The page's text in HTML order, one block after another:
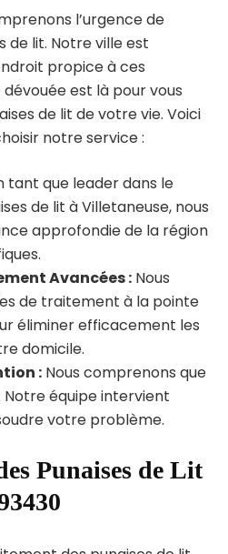
l’urgence de
de lit. Notre ville est
propice à ces
est là pour vous
de lit de votre vie. Voici
notre service :
tant que leader dans le
de lit à Villetaneuse, nous
approfondie de la région
Avancées : Nous
de traitement à la pointe
éliminer efficacement les
domicile.
: Nous comprenons que
équipe intervient
votre problème.
Punaises de Lit